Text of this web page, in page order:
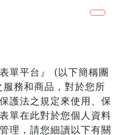
單平台』 (以下簡稱團
務和商品，對於您所
護法之規定來使用、保
單在此對於您個人資料
理，請您細讀以下有關